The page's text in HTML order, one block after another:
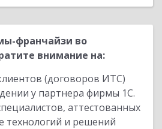
франчайзи во
внимание на:
(договоров ИТС)
у партнера фирмы 1С.
аттестованных
технологий и решений